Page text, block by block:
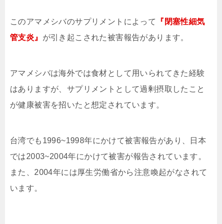
このアマメシバのサプリメントによって
『閉塞性細気
管支炎』 が引き起こされた被害報告があります。
アマメシバは海外では食材として用いられてきた経験
はありますが、サプリメントとして過剰摂取したこと
が健康被害を招いたと想定されています。
台湾でも1996~1998年にかけて被害報告があり、日本
では2003~2004年にかけて被害が報告されています。
また、2004年には厚生労働省から注意喚起がなされて
います。